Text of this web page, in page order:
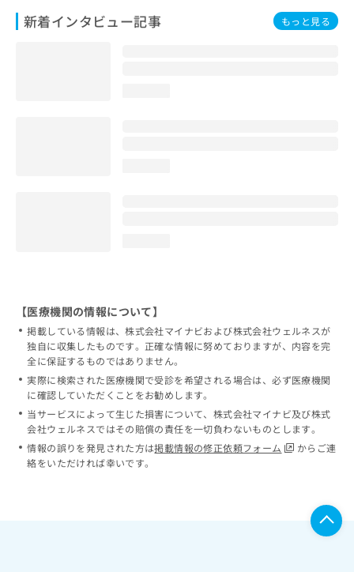
新着インタビュー記事 もっと見る
【医療機関の情報について】
掲載している情報は、株式会社マイナビおよび株式会社ウェルネスが
独自に収集したものです。正確な情報に努めておりますが、内容を完
全に保証するものではありません。
実際に検索された医療機関で受診を希望される場合は、必ず医療機関
に確認していただくことをお勧めします。
当サービスによって生じた損害について、株式会社マイナビ及び株式
会社ウェルネスではその賠償の責任を一切負わないものとします。
情報の誤りを発見された方は掲載情報の修正依頼フォーム
からご連
絡をいただければ幸いです。